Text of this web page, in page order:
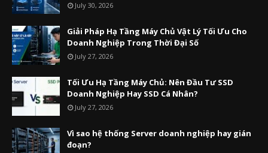
July 30, 2026
Giải Pháp Hạ Tầng Máy Chủ Vật Lý Tối Ưu Cho
Doanh Nghiệp Trong Thời Đại Số
July 27, 2026
Tối Ưu Hạ Tầng Máy Chủ: Nên Đầu Tư SSD
Doanh Nghiệp Hay SSD Cá Nhân?
July 27, 2026
Vì sao hệ thống Server doanh nghiệp hay gián
đoạn?